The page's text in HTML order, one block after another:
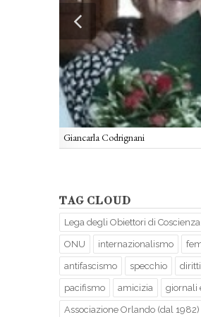
Giancarla Codrignani
TAG CLOUD
Lega degli Obiettori di Coscienza
ONU internazionalismo
antifascismo specchio diritti
pacifismo amicizia giornali
Associazione Orlando (dal 1982)